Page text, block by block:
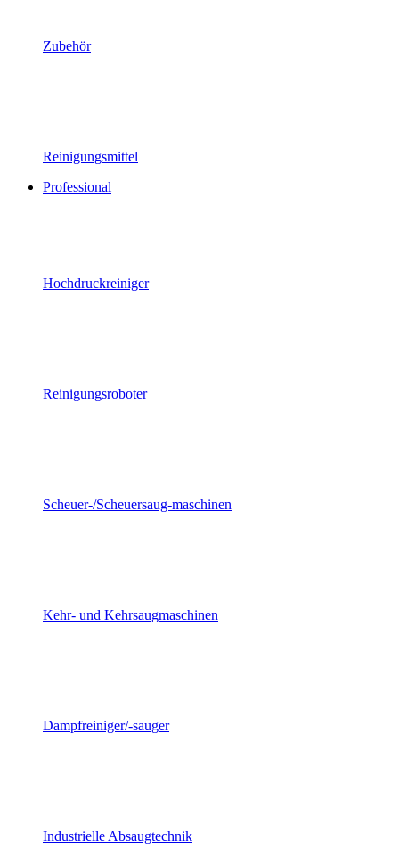
Zubehör
Reinigungsmittel
Professional
Hochdruckreiniger
Reinigungsroboter
Scheuer-/Scheuersaug-maschinen
Kehr- und Kehrsaugmaschinen
Dampfreiniger/-sauger
Industrielle Absaugtechnik